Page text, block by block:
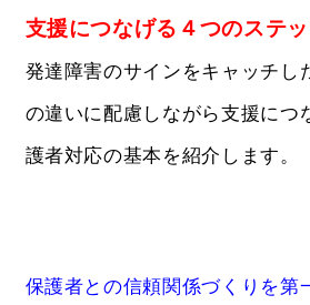
支援につなげる４つのステ
発達障害のサインをキャッチし
の違いに配慮しながら支援につ
護者対応の基本を紹介します。
保護者との信頼関係づくりを第